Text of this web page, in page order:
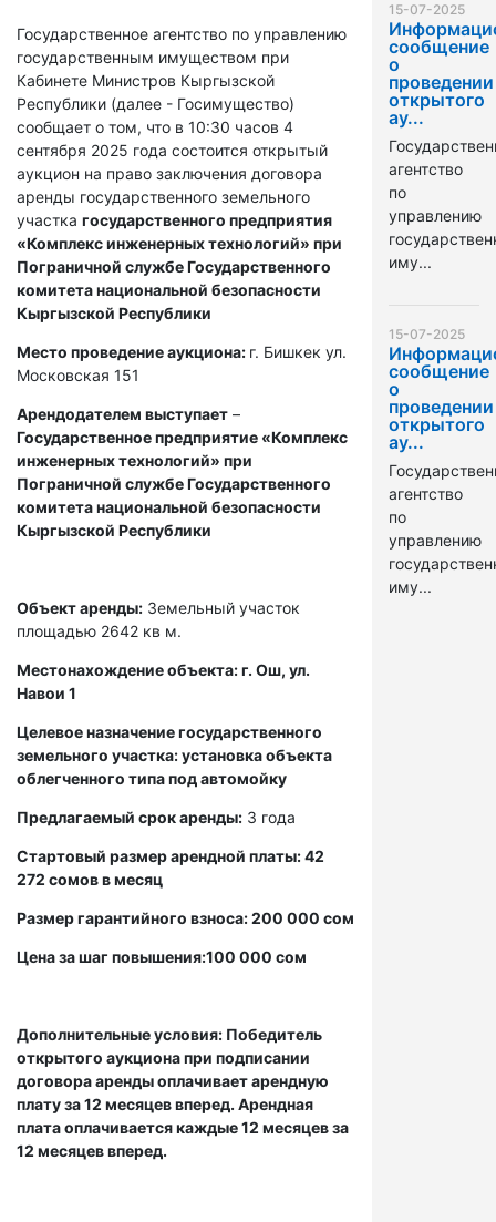
Государственное агентство по управлению
государственным имуществом при
Кабинете Министров Кыргызской
Республики (далее - Госимущество)
сообщает о том, что в 10:30 часов 4
сентября 2025 года состоится открытый
аукцион на право заключения договора
аренды государственного земельного
участка государственного предприятия
«Комплекс инженерных технологий» при
Пограничной службе Государственного
комитета национальной безопасности
Кыргызской Республики
Место проведение аукциона: г. Бишкек ул.
Московская 151
Арендодателем выступает –
Государственное предприятие «Комплекс
инженерных технологий» при
Пограничной службе Государственного
комитета национальной безопасности
Кыргызской Республики
Объект аренды: Земельный участок
площадью 2642 кв м.
Местонахождение объекта: г. Ош, ул.
Навои 1
Целевое назначение государственного
земельного участка: установка объекта
облегченного типа под автомойку
Предлагаемый срок аренды: 3 года
Стартовый размер арендной платы: 42
272 сомов в месяц
Размер гарантийного взноса: 200 000 сом
Цена за шаг повышения:100 000 сом
Дополнительные условия: Победитель
открытого аукциона при подписании
договора аренды оплачивает арендную
плату за 12 месяцев вперед. Арендная
плата оплачивается каждые 12 месяцев за
12 месяцев вперед.
15-07-2025
сообщение
о
проведении
открытого
ау...
агентство
по
управлению
иму...
15-07-2025
сообщение
о
проведении
открытого
ау...
агентство
по
управлению
иму...